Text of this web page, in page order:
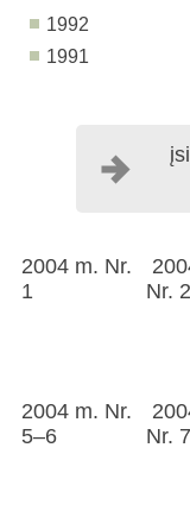
1992
1991
2004 m. Nr.
1
Nr. 2
2004 m. Nr.
5–6
Nr. 7